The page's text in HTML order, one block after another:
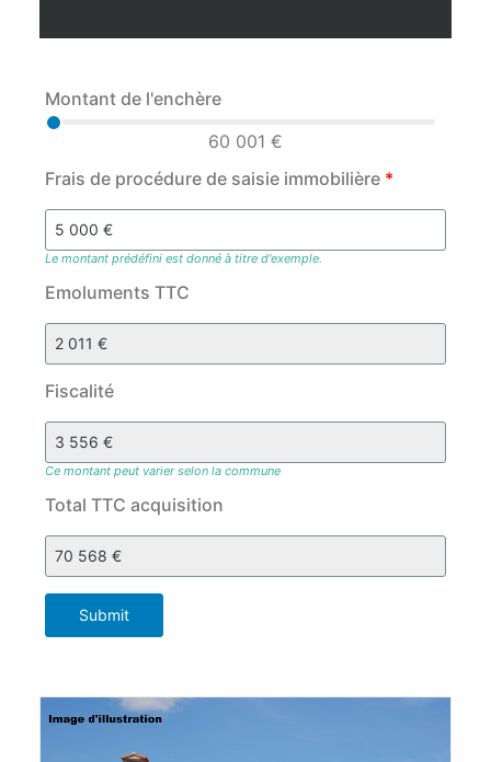
Montant de l'enchère
60 001 €
Frais de procédure de saisie immobilière *
Le montant prédéfini est donné à titre d'exemple.
Emoluments TTC
Fiscalité
Ce montant peut varier selon la commune
Total TTC acquisition
Submit